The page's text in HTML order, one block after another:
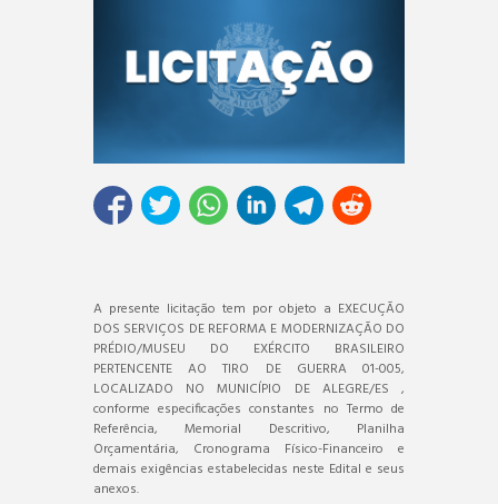
A presente licitação tem por objeto a EXECUÇÃO
DOS SERVIÇOS DE REFORMA E MODERNIZAÇÃO DO
PRÉDIO/MUSEU DO EXÉRCITO BRASILEIRO
PERTENCENTE AO TIRO DE GUERRA 01-005,
LOCALIZADO NO MUNICÍPIO DE ALEGRE/ES ,
conforme especificações constantes no Termo de
Referência, Memorial Descritivo, Planilha
Orçamentária, Cronograma Físico-Financeiro e
demais exigências estabelecidas neste Edital e seus
anexos.